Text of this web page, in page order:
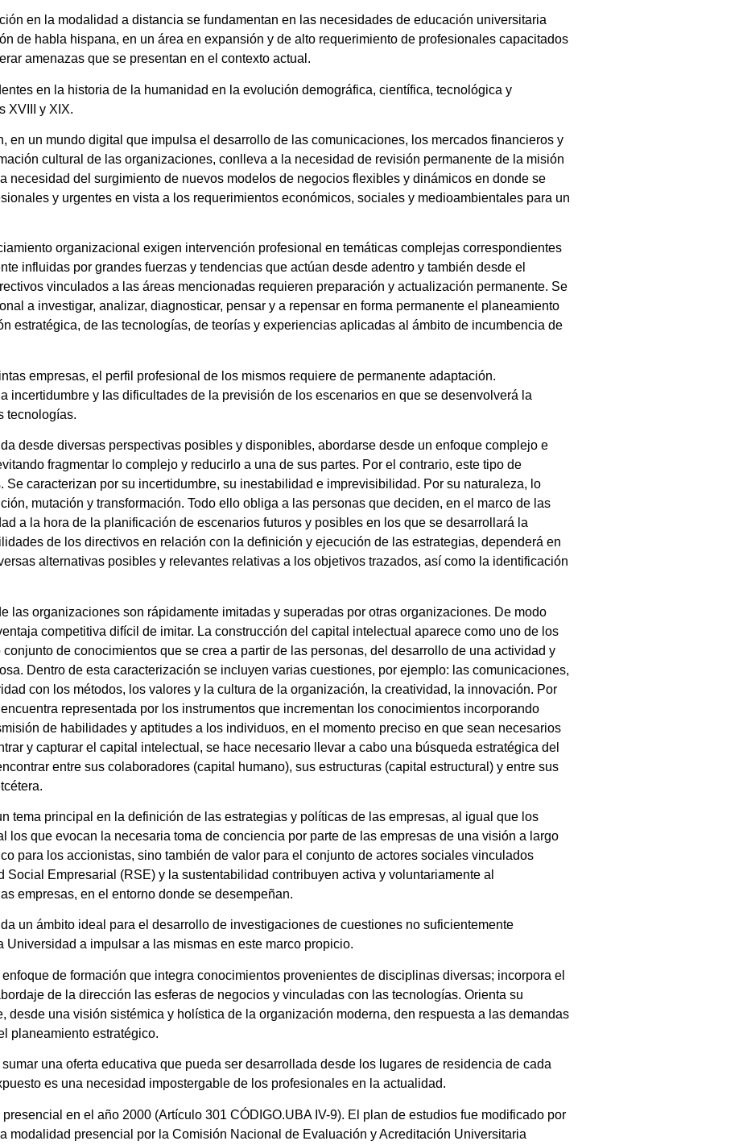
en la modalidad a distancia se fundamentan en las necesidades de educación universitaria
de habla hispana, en un área en expansión y de alto requerimiento de profesionales capacitados
amenazas que se presentan en el contexto actual.
en la historia de la humanidad en la evolución demográfica, científica, tecnológica y
XVIII y XIX.
en un mundo digital que impulsa el desarrollo de las comunicaciones, los mercados financieros y
cultural de las organizaciones, conlleva a la necesidad de revisión permanente de la misión
necesidad del surgimiento de nuevos modelos de negocios flexibles y dinámicos en donde se
y urgentes en vista a los requerimientos económicos, sociales y medioambientales para un
organizacional exigen intervención profesional en temáticas complejas correspondientes
influidas por grandes fuerzas y tendencias que actúan desde adentro y también desde el
vinculados a las áreas mencionadas requieren preparación y actualización permanente. Se
a investigar, analizar, diagnosticar, pensar y a repensar en forma permanente el planeamiento
estratégica, de las tecnologías, de teorías y experiencias aplicadas al ámbito de incumbencia de
empresas, el perfil profesional de los mismos requiere de permanente adaptación.
incertidumbre y las dificultades de la previsión de los escenarios en que se desenvolverá la
tecnologías.
desde diversas perspectivas posibles y disponibles, abordarse desde un enfoque complejo e
fragmentar lo complejo y reducirlo a una de sus partes. Por el contrario, este tipo de
caracterizan por su incertidumbre, su inestabilidad e imprevisibilidad. Por su naturaleza, lo
mutación y transformación. Todo ello obliga a las personas que deciden, en el marco de las
a la hora de la planificación de escenarios futuros y posibles en los que se desarrollará la
de los directivos en relación con la definición y ejecución de las estrategias, dependerá en
alternativas posibles y relevantes relativas a los objetivos trazados, así como la identificación
las organizaciones son rápidamente imitadas y superadas por otras organizaciones. De modo
competitiva difícil de imitar. La construcción del capital intelectual aparece como uno de los
de conocimientos que se crea a partir de las personas, del desarrollo de una actividad y
Dentro de esta caracterización se incluyen varias cuestiones, por ejemplo: las comunicaciones,
con los métodos, los valores y la cultura de la organización, la creatividad, la innovación. Por
representada por los instrumentos que incrementan los conocimientos incorporando
de habilidades y aptitudes a los individuos, en el momento preciso en que sean necesarios
y capturar el capital intelectual, se hace necesario llevar a cabo una búsqueda estratégica del
entre sus colaboradores (capital humano), sus estructuras (capital estructural) y entre sus
tema principal en la definición de las estrategias y políticas de las empresas, al igual que los
que evocan la necesaria toma de conciencia por parte de las empresas de una visión a largo
para los accionistas, sino también de valor para el conjunto de actores sociales vinculados
Empresarial (RSE) y la sustentabilidad contribuyen activa y voluntariamente al
empresas, en el entorno donde se desempeñan.
un ámbito ideal para el desarrollo de investigaciones de cuestiones no suficientemente
a impulsar a las mismas en este marco propicio.
de formación que integra conocimientos provenientes de disciplinas diversas; incorpora el
de la dirección las esferas de negocios y vinculadas con las tecnologías. Orienta su
desde una visión sistémica y holística de la organización moderna, den respuesta a las demandas
planeamiento estratégico.
una oferta educativa que pueda ser desarrollada desde los lugares de residencia de cada
es una necesidad impostergable de los profesionales en la actualidad.
en el año 2000 (Artículo 301 CÓDIGO.UBA IV-9). El plan de estudios fue modificado por
modalidad presencial por la Comisión Nacional de Evaluación y Acreditación Universitaria